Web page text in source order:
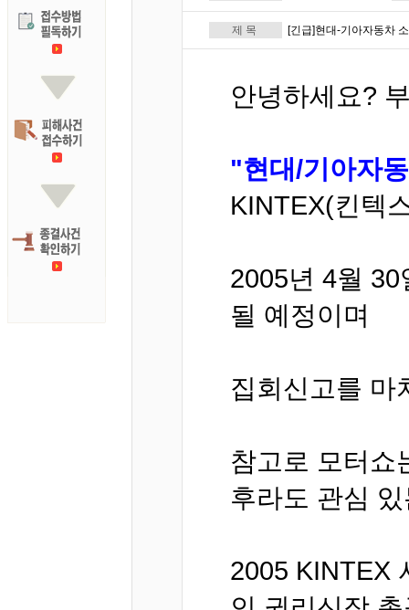
제 목 [긴급]현대-기아자동차
안녕하세요?
"현대/기아자
KINTEX(킨텍
2005년 4월
될 예정이며
집회신고를 마
참고로 모터쇼
후라도 관심
2005 KINTEX